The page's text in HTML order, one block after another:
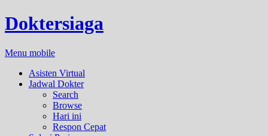
Doktersiaga
Menu mobile
Asisten Virtual
Jadwal Dokter
Search
Browse
Hari ini
Respon Cepat